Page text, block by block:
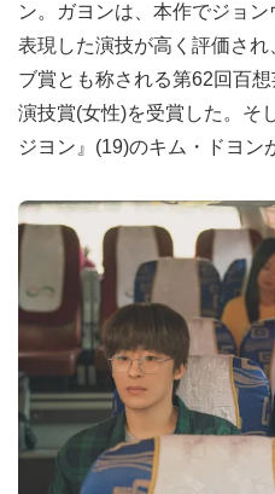
ン。ガヨンは、本作でジョ
表現した演技が高く評価さ
ブ賞とも称される第62回百
演技賞(女性)を受賞した。そ
ジヨン』(19)のキム・ドヨン